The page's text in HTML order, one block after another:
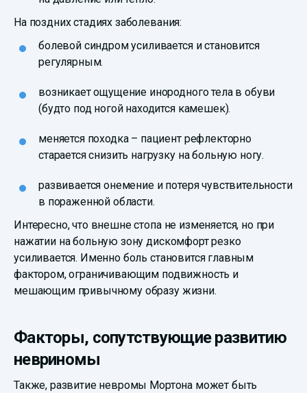
На поздних стадиях заболевания:
болевой синдром усиливается и становится
регулярным.
возникает ощущение инородного тела в обуви
(будто под ногой находится камешек).
меняется походка – пациент рефлекторно
старается снизить нагрузку на больную ногу.
развивается онемение и потеря чувствительности
в пораженной области.
Интересно, что внешне стопа не изменяется, но при
нажатии на больную зону дискомфорт резко
усиливается. Именно боль становится главным
фактором, ограничивающим подвижность и
мешающим привычному образу жизни.
Факторы, сопутствующие развитию
невриномы
Также, развитие невромы Мортона может быть